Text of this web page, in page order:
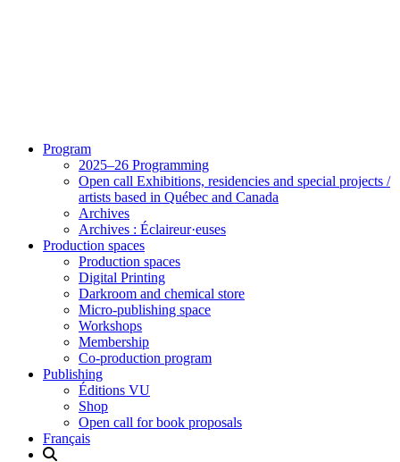
Program
2025–26 Programming
Open call Exhibitions, residencies and special projects /
artists based in Québec and Canada
Archives
Archives : Éclaireur·euses
Production spaces
Production spaces
Digital Printing
Darkroom and chemical store
Micro-publishing space
Workshops
Membership
Co-production program
Publishing
Éditions VU
Shop
Open call for book proposals
Français